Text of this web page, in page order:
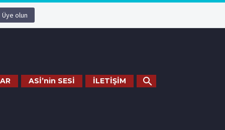
Üye olun
ASİ’nin SESİ İLETİŞİM